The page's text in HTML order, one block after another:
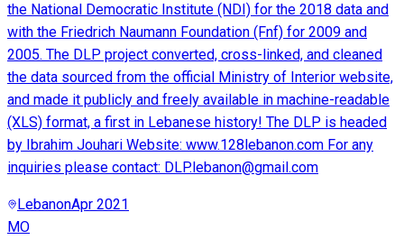
the National Democratic Institute (NDI) for the 2018 data and
with the Friedrich Naumann Foundation (Fnf) for 2009 and
2005. The DLP project converted, cross-linked, and cleaned
the data sourced from the official Ministry of Interior website,
and made it publicly and freely available in machine-readable
(XLS) format, a first in Lebanese history! The DLP is headed
by Ibrahim Jouhari Website: www.128lebanon.com For any
inquiries please contact: DLP.lebanon@gmail.com
LebanonApr 2021
MO